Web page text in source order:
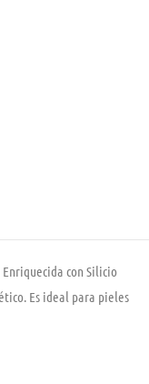
con Silicio
Es ideal para pieles